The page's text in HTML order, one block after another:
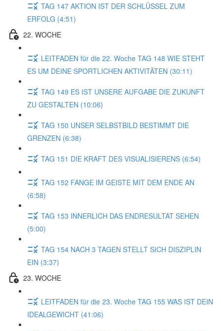
TAG 147 AKTION IST DER SCHLÜSSEL ZUM
ERFOLG (4:51)
22. WOCHE
LEITFADEN für die 22. Woche TAG 148 WIE STEHT
ES UM DEINE SPORTLICHEN AKTIVITÄTEN (30:11)
TAG 149 ES IST UNSERE AUFGABE DIE ZUKUNFT
ZU GESTALTEN (10:06)
TAG 150 UNSER SELBSTBILD BESTIMMT DIE
GRENZEN (6:38)
TAG 151 DIE KRAFT DES VISUALISIERENS (6:54)
TAG 152 FANGE IM GEISTE MIT DEM ENDE AN
(6:58)
TAG 153 INNERLICH DAS ENDRESULTAT SEHEN
(5:00)
TAG 154 NACH 3 TAGEN STELLT SICH DISZIPLIN
EIN (3:37)
23. WOCHE
LEITFADEN für die 23. Woche TAG 155 WAS IST DEIN
IDEALGEWICHT (41:06)